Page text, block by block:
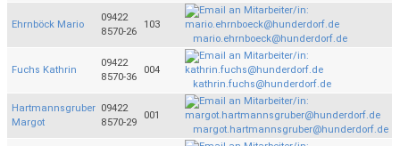
Ehrnböck Mario
09422
8570-26
103
mario.ehrnboeck@hunderdorf.de
Fuchs Kathrin
09422
8570-36
004
kathrin.fuchs@hunderdorf.de
Hartmannsgruber
Margot
09422
8570-29
001
margot.hartmannsgruber@hunderdorf.de